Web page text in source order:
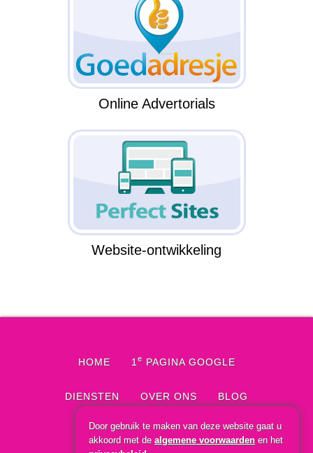
Door gebruik te maken van deze website gaat u
akkoord met dealgemene voorwaarden en het
Online Advertorials
Website-ontwikkeling
HOME 1 ePAGINA GOOGLE
DIENSTEN OVER ONS BLOG
CONTACT